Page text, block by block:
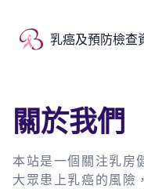
乳癌及預防檢查資訊站
乳癌及預防檢查
關於我們
本站是一個關注乳房
大眾患上乳癌的風險